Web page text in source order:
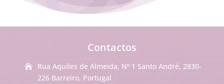
Contactos

Rua Aquiles de Almeida, Nº 1 Santo André, 2830-
226 Barreiro, Portugal